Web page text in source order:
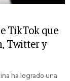
TikTok que
Twitter y
ha logrado una